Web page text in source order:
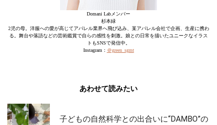
Domani Labメンバー
杉本緑
2児の母。洋服への愛が高じてアパレル業界へ飛び込み、某アパレル会社で企画、生産に携わ
る。舞台や落語などの芸術鑑賞で自らの感性を刺激。娘との日常を描いたユニークなイラス
トもSNSで発信中。
Instagram： ＠green_sgmt
あわせて読みたい
子どもの自然科学との出合いに“DAMBO”の